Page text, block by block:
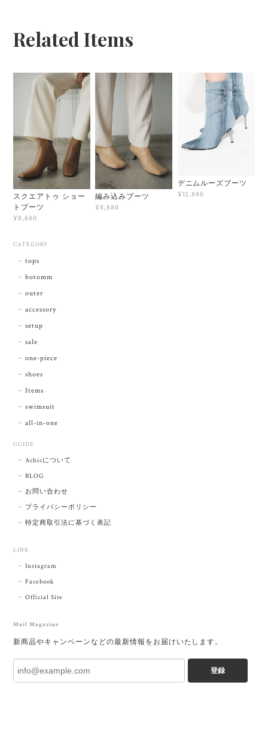
Related Items
スクエアトゥ ショー
トブーツ
¥8,880
編み込みブーツ
¥8,880
デニムルーズブーツ
¥12,880
CATEGORY
tops
botomm
outer
accessory
setup
sale
one-piece
shoes
Items
swimsuit
all-in-one
GUIDE
Achicについて
BLOG
お問い合わせ
プライバシーポリシー
特定商取引法に基づく表記
LINK
Instagram
Facebook
Official Site
Mail Magazine
新商品やキャンペーンなどの最新情報をお届けいたします。
登録